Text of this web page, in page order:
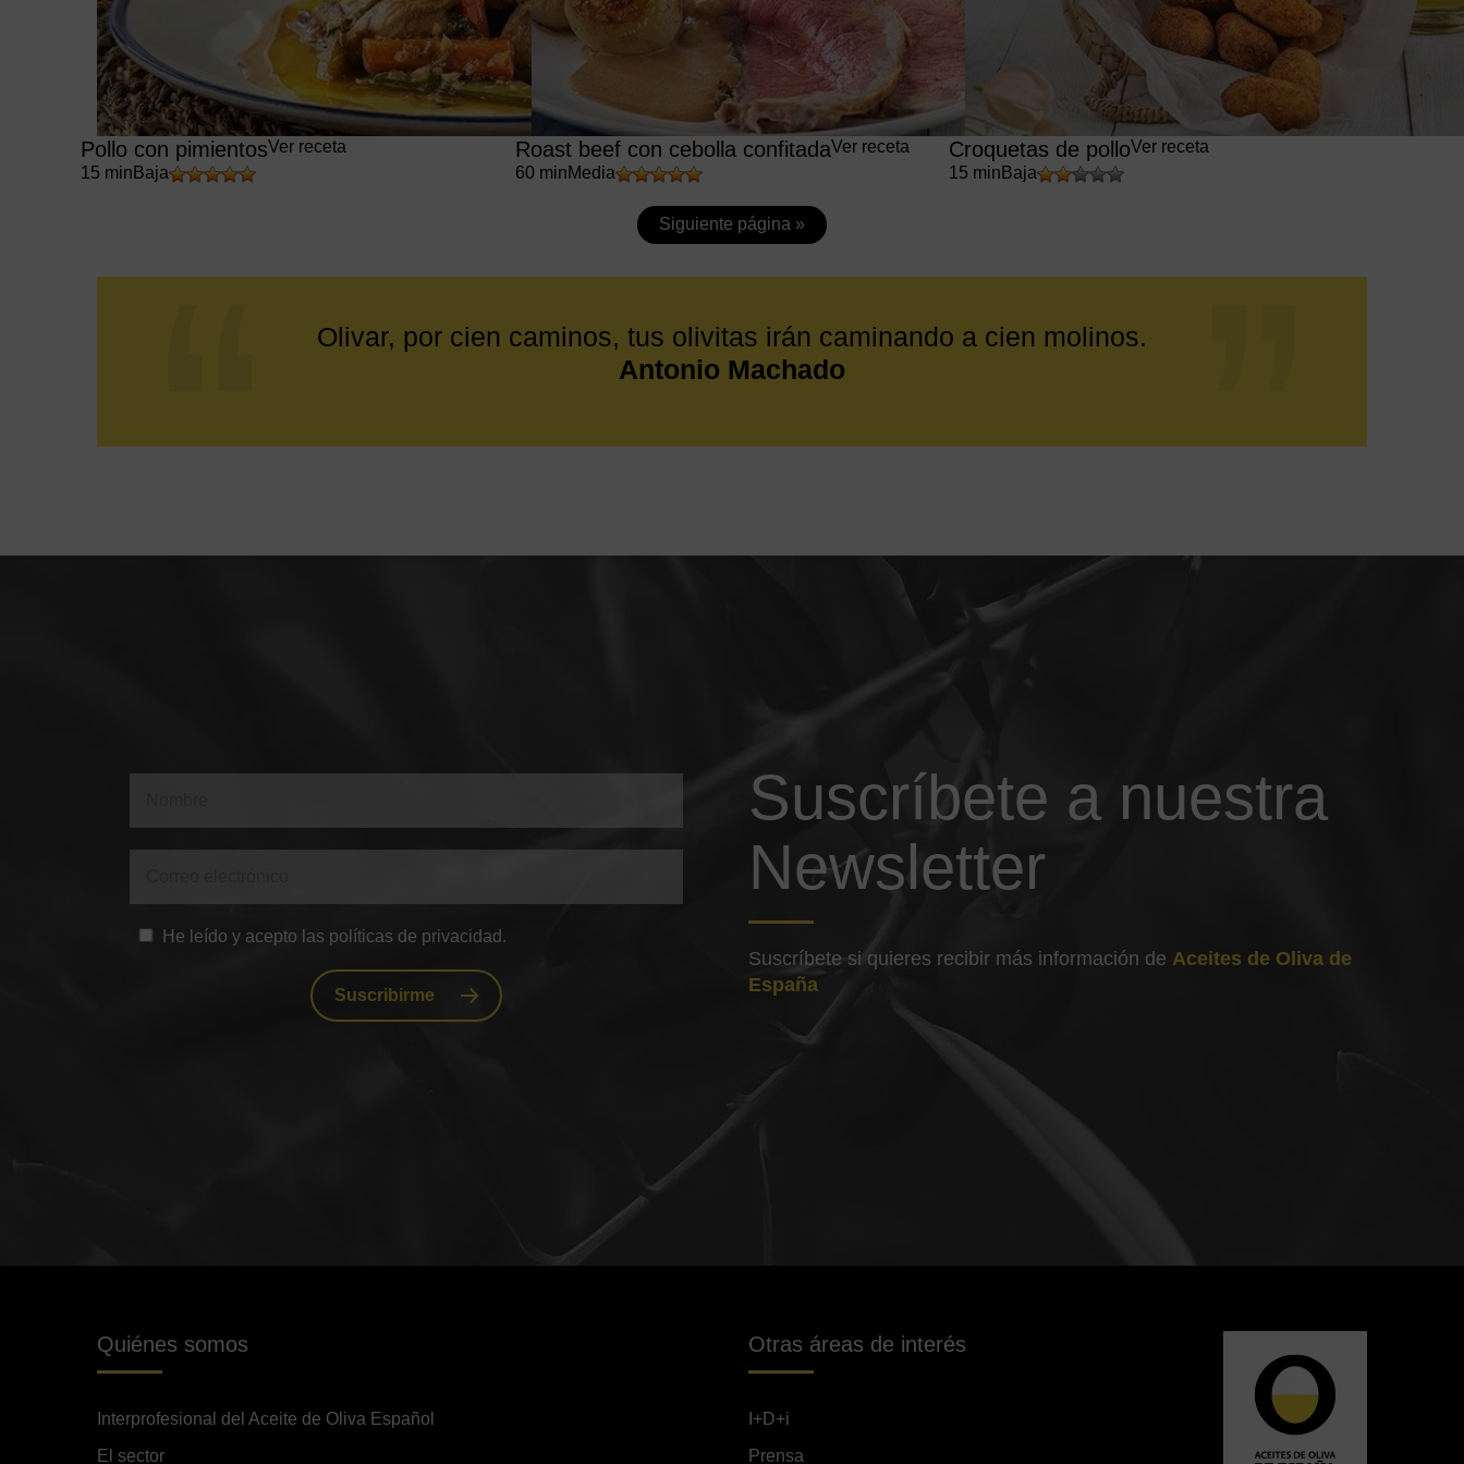
Pollo con pimientosVer receta
15 min Baja
Roast beef con cebolla confitadaVer receta
60 minMedia
Croquetas de polloVer receta
15 min Baja
Siguiente página »
Olivar, por cien caminos, tus olivitas irán caminando a cien molinos.
Antonio Machado
He leído y acepto las políticas de privacidad.
Suscribirme
Suscríbete a nuestra
Newsletter
Suscríbete si quieres recibir más información de Aceites de Oliva de
España
Quiénes somos
Interprofesional del Aceite de Oliva Español
El sector
Otras áreas de interés
I+D+i
Prensa